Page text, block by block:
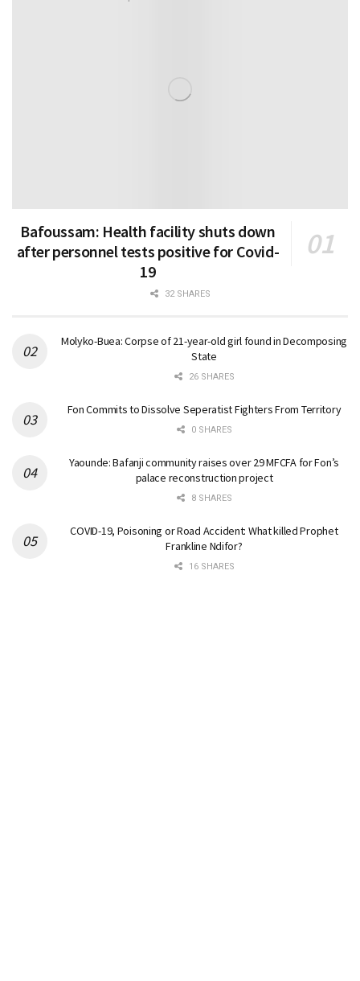
Bafoussam: Health facility shuts down
after personnel tests positive for Covid-
19
32 SHARES
Molyko-Buea: Corpse of 21-year-old girl found in Decomposing
State
26 SHARES
Fon Commits to Dissolve Seperatist Fighters From Territory
0 SHARES
Yaounde: Bafanji community raises over 29 MFCFA for Fon’s
palace reconstruction project
8 SHARES
COVID-19, Poisoning or Road Accident: What killed Prophet
Frankline Ndifor?
16 SHARES